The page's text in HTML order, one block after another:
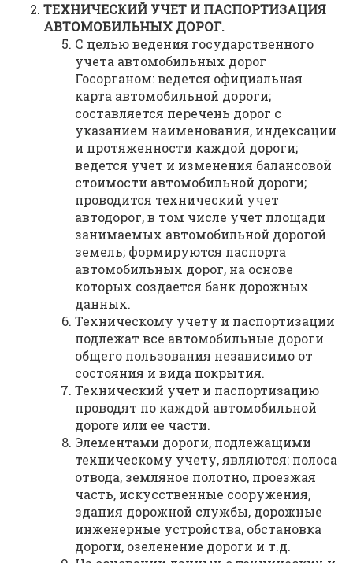
ТЕХНИЧЕСКИЙ УЧЕТ И ПАСПОРТИЗАЦИЯ
АВТОМОБИЛЬНЫХ ДОРОГ.
С целью ведения государственного
учета автомобильных дорог
Госорганом: ведется официальная
карта автомобильной дороги;
составляется перечень дорог с
указанием наименования, индексации
и протяженности каждой дороги;
ведется учет и изменения балансовой
стоимости автомобильной дороги;
проводится технический учет
автодорог, в том числе учет площади
занимаемых автомобильной дорогой
земель; формируются паспорта
автомобильных дорог, на основе
которых создается банк дорожных
данных.
Техническому учету и паспортизации
подлежат все автомобильные дороги
общего пользования независимо от
состояния и вида покрытия.
Технический учет и паспортизацию
проводят по каждой автомобильной
дороге или ее части.
Элементами дороги, подлежащими
техническому учету, являются: полоса
отвода, земляное полотно, проезжая
часть, искусственные сооружения,
здания дорожной службы, дорожные
инженерные устройства, обстановка
дороги, озеленение дороги и т.д.